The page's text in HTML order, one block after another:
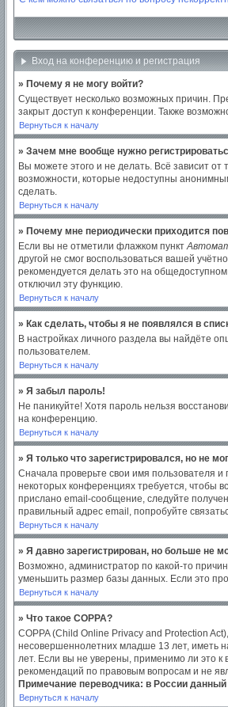
Вход на конференцию и регистрация
» Почему я не могу войти?
Существует несколько возможных причин.
закрыт доступ к конференции. Также
Вернуться к началу
» Зачем мне вообще нужно
Вы можете этого и не делать. Всё зависит
возможности, которые недоступны
сделать.
Вернуться к началу
» Почему мне периодически приходится
Если вы не отметили флажком пункт
другой не смог воспользоваться вашей
рекомендуется делать это на
отключил эту функцию.
Вернуться к началу
» Как сделать, чтобы я не появлялся в
В настройках личного раздела вы найдёте
пользователем.
Вернуться к началу
» Я забыл пароль!
Не паникуйте! Хотя пароль нельзя
на конференцию.
Вернуться к началу
» Я только что зарегистрировался, но не
Сначала проверьте свои имя пользователя
некоторых конференциях требуется, чтобы
прислано email-сообщение, следуйте
правильный адрес email, попробуйте
Вернуться к началу
» Я давно зарегистрирован, но больше не
Возможно, администратор по какой-то
уменьшить размер базы данных. Если это
Вернуться к началу
» Что такое COPPA?
COPPA (Child Online Privacy and Protection
несовершеннолетних младше 13 лет, иметь
лет. Если вы не уверены, применимо ли это к
рекомендаций по правовым вопросам и не
Примечание переводчика: в России
Вернуться к началу